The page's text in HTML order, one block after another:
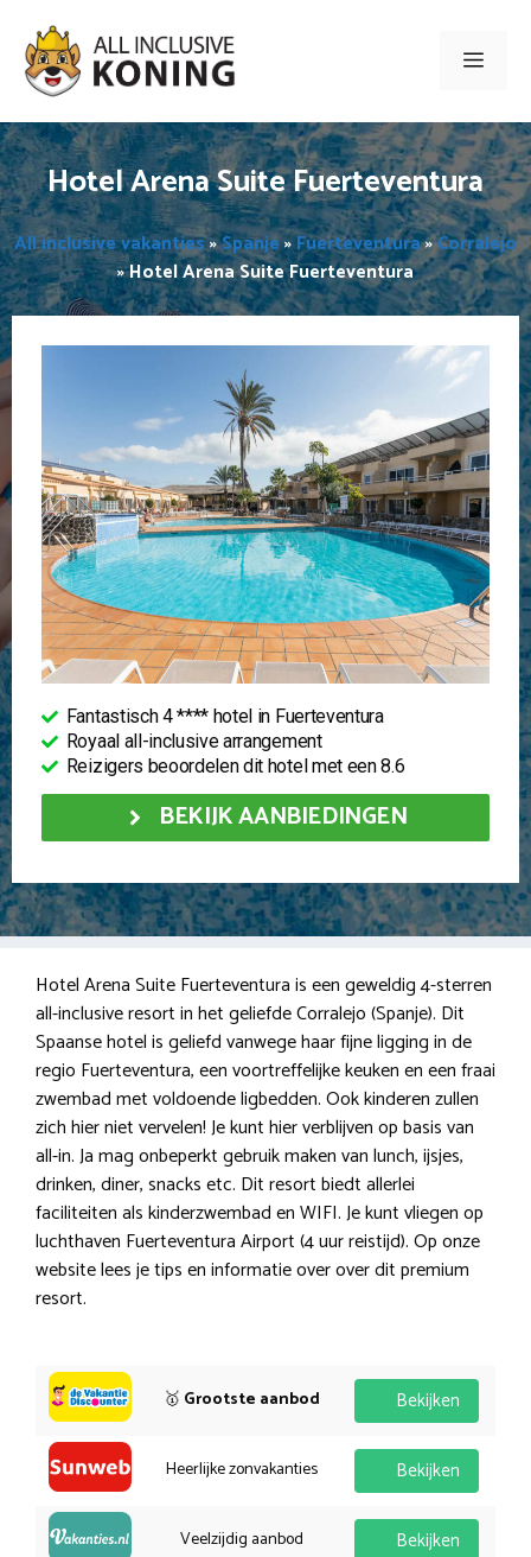
naar
inhoud
Menu
Hotel Arena Suite Fuerteventura
All inclusive vakanties»Spanje»Fuerteventura»Corralejo
»Hotel Arena Suite Fuerteventura
Fantastisch 4 **** hotel in Fuerteventura
Royaal all-inclusive arrangement
Reizigers beoordelen dit hotel met een 8.6
BEKIJK AANBIEDINGEN
Hotel Arena Suite Fuerteventura is een geweldig 4-sterren
all-inclusive resort in het geliefde Corralejo (Spanje). Dit
Spaanse hotel is geliefd vanwege haar fijne ligging in de
regio Fuerteventura, een voortreffelijke keuken en een fraai
zwembad met voldoende ligbedden. Ook kinderen zullen
zich hier niet vervelen! Je kunt hier verblijven op basis van
all-in. Ja mag onbeperkt gebruik maken van lunch, ijsjes,
drinken, diner, snacks etc. Dit resort biedt allerlei
faciliteiten als kinderzwembad en WIFI. Je kunt vliegen op
luchthaven Fuerteventura Airport (4 uur reistijd). Op onze
website lees je tips en informatie over over dit premium
resort.
🥇 Grootste aanbod Bekijken
Heerlijke zonvakanties Bekijken
Veelzijdig aanbod Bekijken